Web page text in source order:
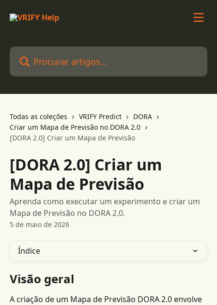
Procurar artigos...
Todas as coleções VRIFY Predict
DORA
Criar um Mapa de Previsão no DORA 2.0
[DORA 2.0] Criar um Mapa de Previsão
[DORA 2.0] Criar um
Mapa de Previsão
Aprenda como executar um experimento e criar um
Mapa de Previsão no DORA 2.0.
5 de maio de 2026
Índice
Visão geral
A criação de um Mapa de Previsão DORA 2.0 envolve